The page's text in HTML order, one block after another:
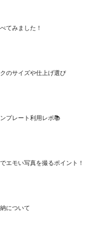
てみました！
のサイズや仕上げ選び
プレート利用レポ📚
エモい写真を撮るポイント！
について